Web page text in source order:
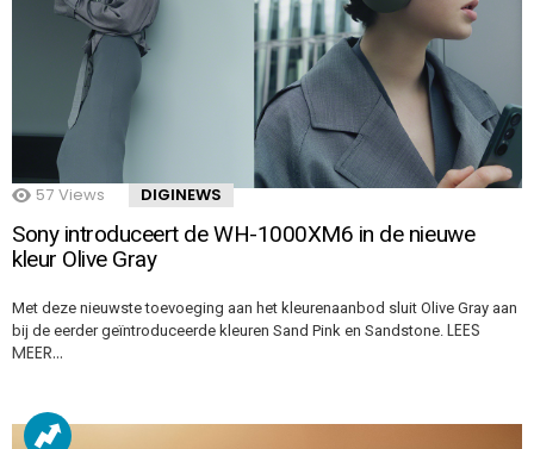
57 Views DIGINEWS
Sony introduceert de WH-1000XM6 in de nieuwe
kleur Olive Gray
Met deze nieuwste toevoeging aan het kleurenaanbod sluit Olive Gray aan
bij de eerder geïntroduceerde kleuren Sand Pink en Sandstone. LEES
MEER…